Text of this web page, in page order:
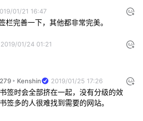
01/21 16:47
栏完善一下，其他都非常完美。
2019/01/24 01:21
Kenshin 2019/01/25 17:26
签时会全部挤在一起，没有分级的效
签多的人很难找到需要的网站。